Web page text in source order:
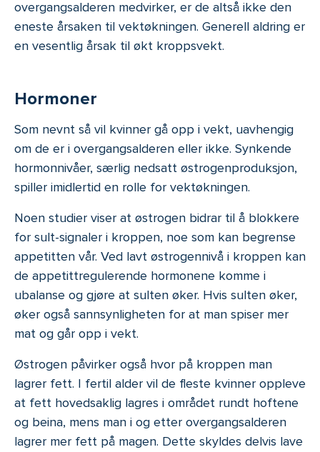
overgangsalderen medvirker, er de altså ikke den
eneste årsaken til vektøkningen. Generell aldring er
en vesentlig årsak til økt kroppsvekt.
Hormoner
Som nevnt så vil kvinner gå opp i vekt, uavhengig
om de er i overgangsalderen eller ikke. Synkende
hormonnivåer, særlig nedsatt østrogenproduksjon,
spiller imidlertid en rolle for vektøkningen.
Noen studier viser at østrogen bidrar til å blokkere
for sult-signaler i kroppen, noe som kan begrense
appetitten vår. Ved lavt østrogennivå i kroppen kan
de appetittregulerende hormonene komme i
ubalanse og gjøre at sulten øker. Hvis sulten øker,
øker også sannsynligheten for at man spiser mer
mat og går opp i vekt.
Østrogen påvirker også hvor på kroppen man
lagrer fett. I fertil alder vil de fleste kvinner oppleve
at fett hovedsaklig lagres i området rundt hoftene
og beina, mens man i og etter overgangsalderen
lagrer mer fett på magen. Dette skyldes delvis lave